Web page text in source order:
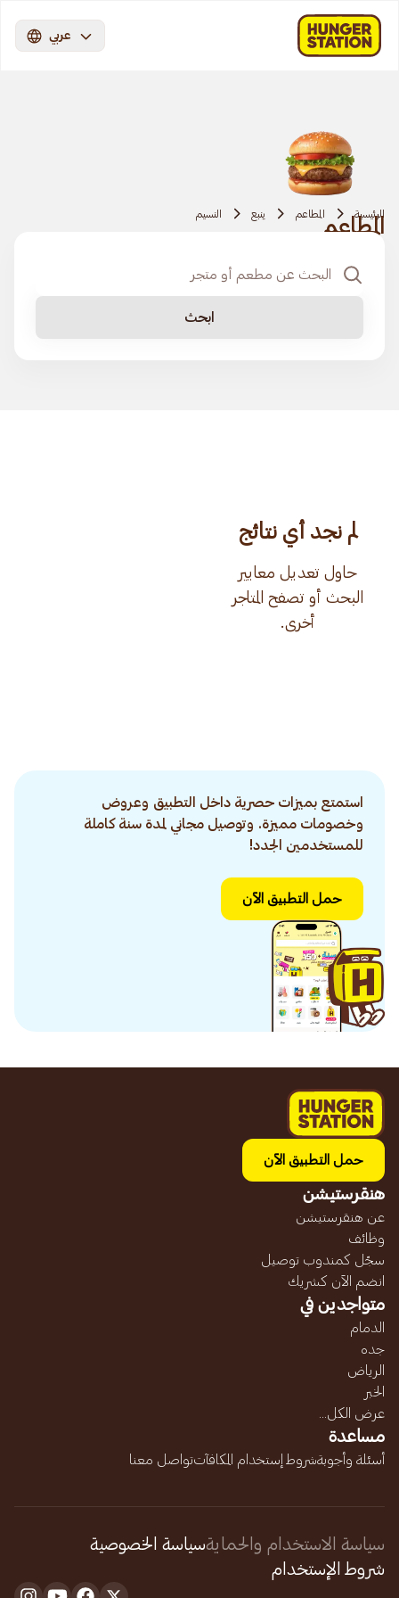
عربي
الرئيسية المطاعم ينبع النسيم
المطاعم
ابحث
لم نجد أي نتائج
حاول تعديل معايير
البحث أو تصفح المتاجر
أخرى.
استمتع بميزات حصرية داخل التطبيق وعروض
وخصومات مميزة. وتوصيل مجاني لمدة سنة كاملة
للمستخدمين الجدد!
حمل التطبيق الآن
حمل التطبيق الآن
هنقرستيشن
عن هنقرستيشن
وظائف
سجّل كمندوب توصيل
انضم الآن كشريك
متواجدين في
الدمام
جده
الرياض
الخبر
عرض الكل...
مساعدة
أسئلة وأجوبةشروط إستخدام المكافآتتواصل معنا
سياسة الاستخدام والحمايةسياسة الخصوصية
شروط الإستخدام